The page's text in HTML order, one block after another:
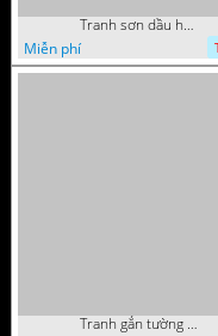
Tranh sơn dầu hoa quả tĩnh vật nghệ thuật gắn tường
Miễn phí
Tranh gắn tường hoa quả nghệ thuật